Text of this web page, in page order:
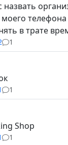
назвать
моего
в трате
1
1
Shop
1